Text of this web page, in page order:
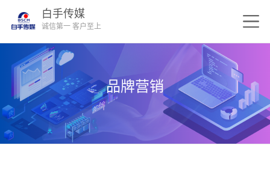
白手传媒
诚信第一 客户至上
品牌营销